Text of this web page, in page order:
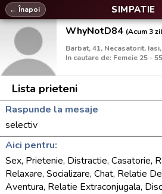
SIMPATIE
← Înapoi
WhyNotD84 (Acum 3
Barbat, 41, Necasatorit,
In cautare de: Femeie 25 -
Lista prieteni
Raspunde la mesaje
selectiv
Aici pentru:
Sex, Prietenie, Distractie, Casatorie,
Relaxare, Socializare, Chat, Relatie
Aventura, Relatie Extraconjugala,